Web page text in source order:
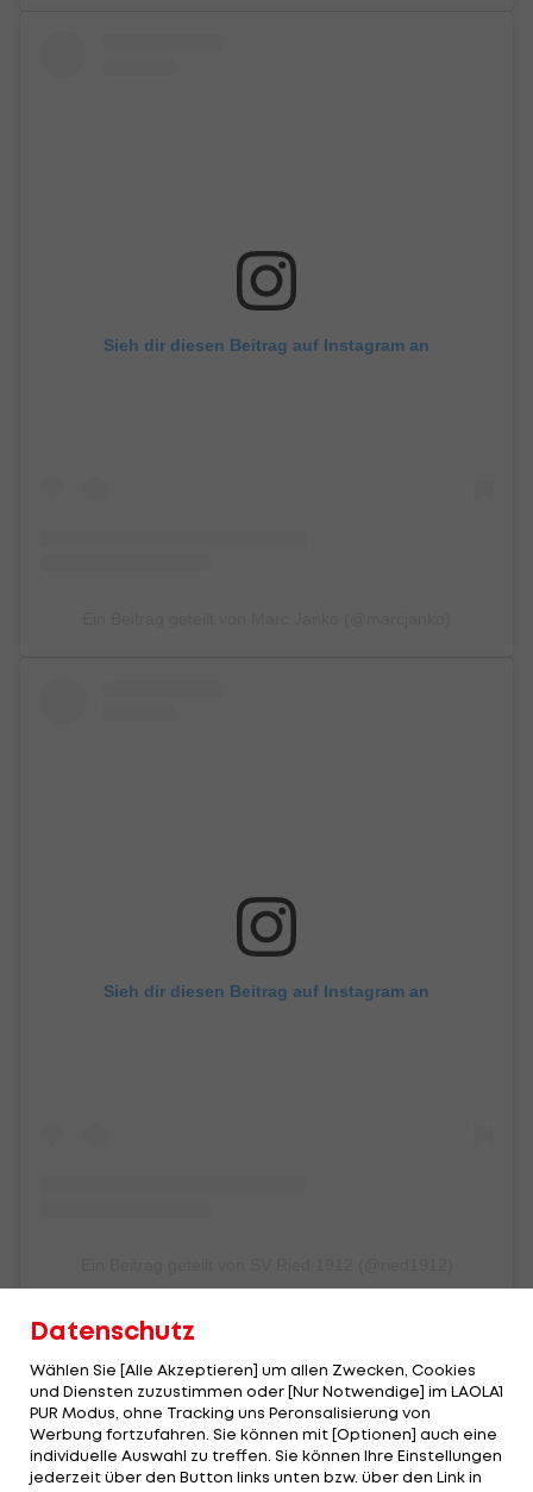
Sieh dir diesen Beitrag auf Instagram an
Sieh dir diesen Beitrag auf Instagram an
Datenschutz
Wählen Sie [Alle Akzeptieren] um allen Zwecken, Cookies
und Diensten zuzustimmen oder [Nur Notwendige] im LAOLA1
PUR Modus, ohne Tracking uns Peronsalisierung von
Werbung fortzufahren. Sie können mit [Optionen] auch eine
individuelle Auswahl zu treffen. Sie können Ihre Einstellungen
jederzeit über den Button links unten bzw. über den Link in